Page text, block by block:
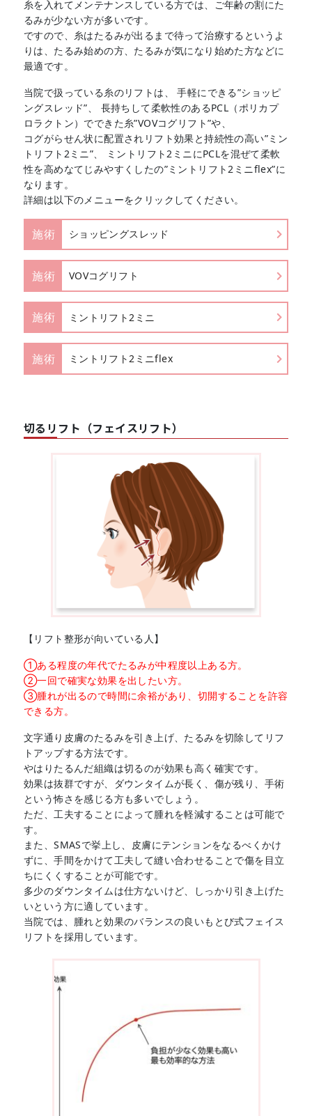
糸を入れてメンテナンスしている方では、ご年齢の割にた
るみが少ない方が多いです。
ですので、糸はたるみが出るまで待って治療するというよ
りは、たるみ始めの方、たるみが気になり始めた方などに
最適です。
当院で扱っている糸のリフトは、 手軽にできる”ショッピ
ングスレッド”、 長持ちして柔軟性のあるPCL（ポリカプ
ロラクトン）でできた糸”VOVコグリフト”や、
コグがらせん状に配置されリフト効果と持続性の高い”ミン
トリフト2ミニ”、 ミントリフト2ミニにPCLを混ぜて柔軟
性を高めなてじみやすくしたの”ミントリフト2ミニflex”に
なります。
詳細は以下のメニューをクリックしてください。
施術 ショッピングスレッド
施術 VOVコグリフト
施術 ミントリフト2ミニ
施術 ミントリフト2ミニflex
切るリフト（フェイスリフト）
【リフト整形が向いている人】
①ある程度の年代でたるみが中程度以上ある方。
②一回で確実な効果を出したい方。
③腫れが出るので時間に余裕があり、切開することを許容
できる方。
文字通り皮膚のたるみを引き上げ、たるみを切除してリフ
トアップする方法です。
やはりたるんだ組織は切るのが効果も高く確実です。
効果は抜群ですが、ダウンタイムが長く、傷が残り、手術
という怖さを感じる方も多いでしょう。
ただ、工夫することによって腫れを軽減することは可能で
す。
また、SMASで挙上し、皮膚にテンションをなるべくかけ
ずに、手間をかけて工夫して縫い合わせることで傷を目立
ちにくくすることが可能です。
多少のダウンタイムは仕方ないけど、しっかり引き上げた
いという方に適しています。
当院では、腫れと効果のバランスの良いもとび式フェイス
リフトを採用しています。